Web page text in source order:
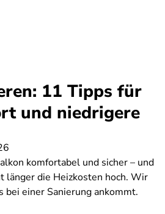
11 Tipps für
und niedrigere
komfortabel und sicher – und
länger die Heizkosten hoch. Wir
bei einer Sanierung ankommt.